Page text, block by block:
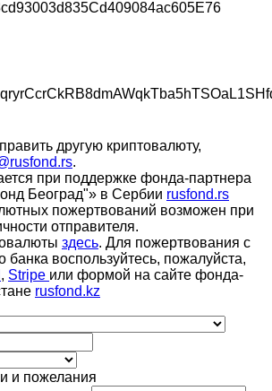
другую криптовалюту,
.
при поддержке фонда-партнера
Београд"» в Сербии rusfond.rs
пожертвований возможен при
отправителя.
здесь. Для пожертвования с
банка воспользуйтесь, пожалуйста,
, Stripe или формой на сайте фонда-
rusfond.kz
и пожелания